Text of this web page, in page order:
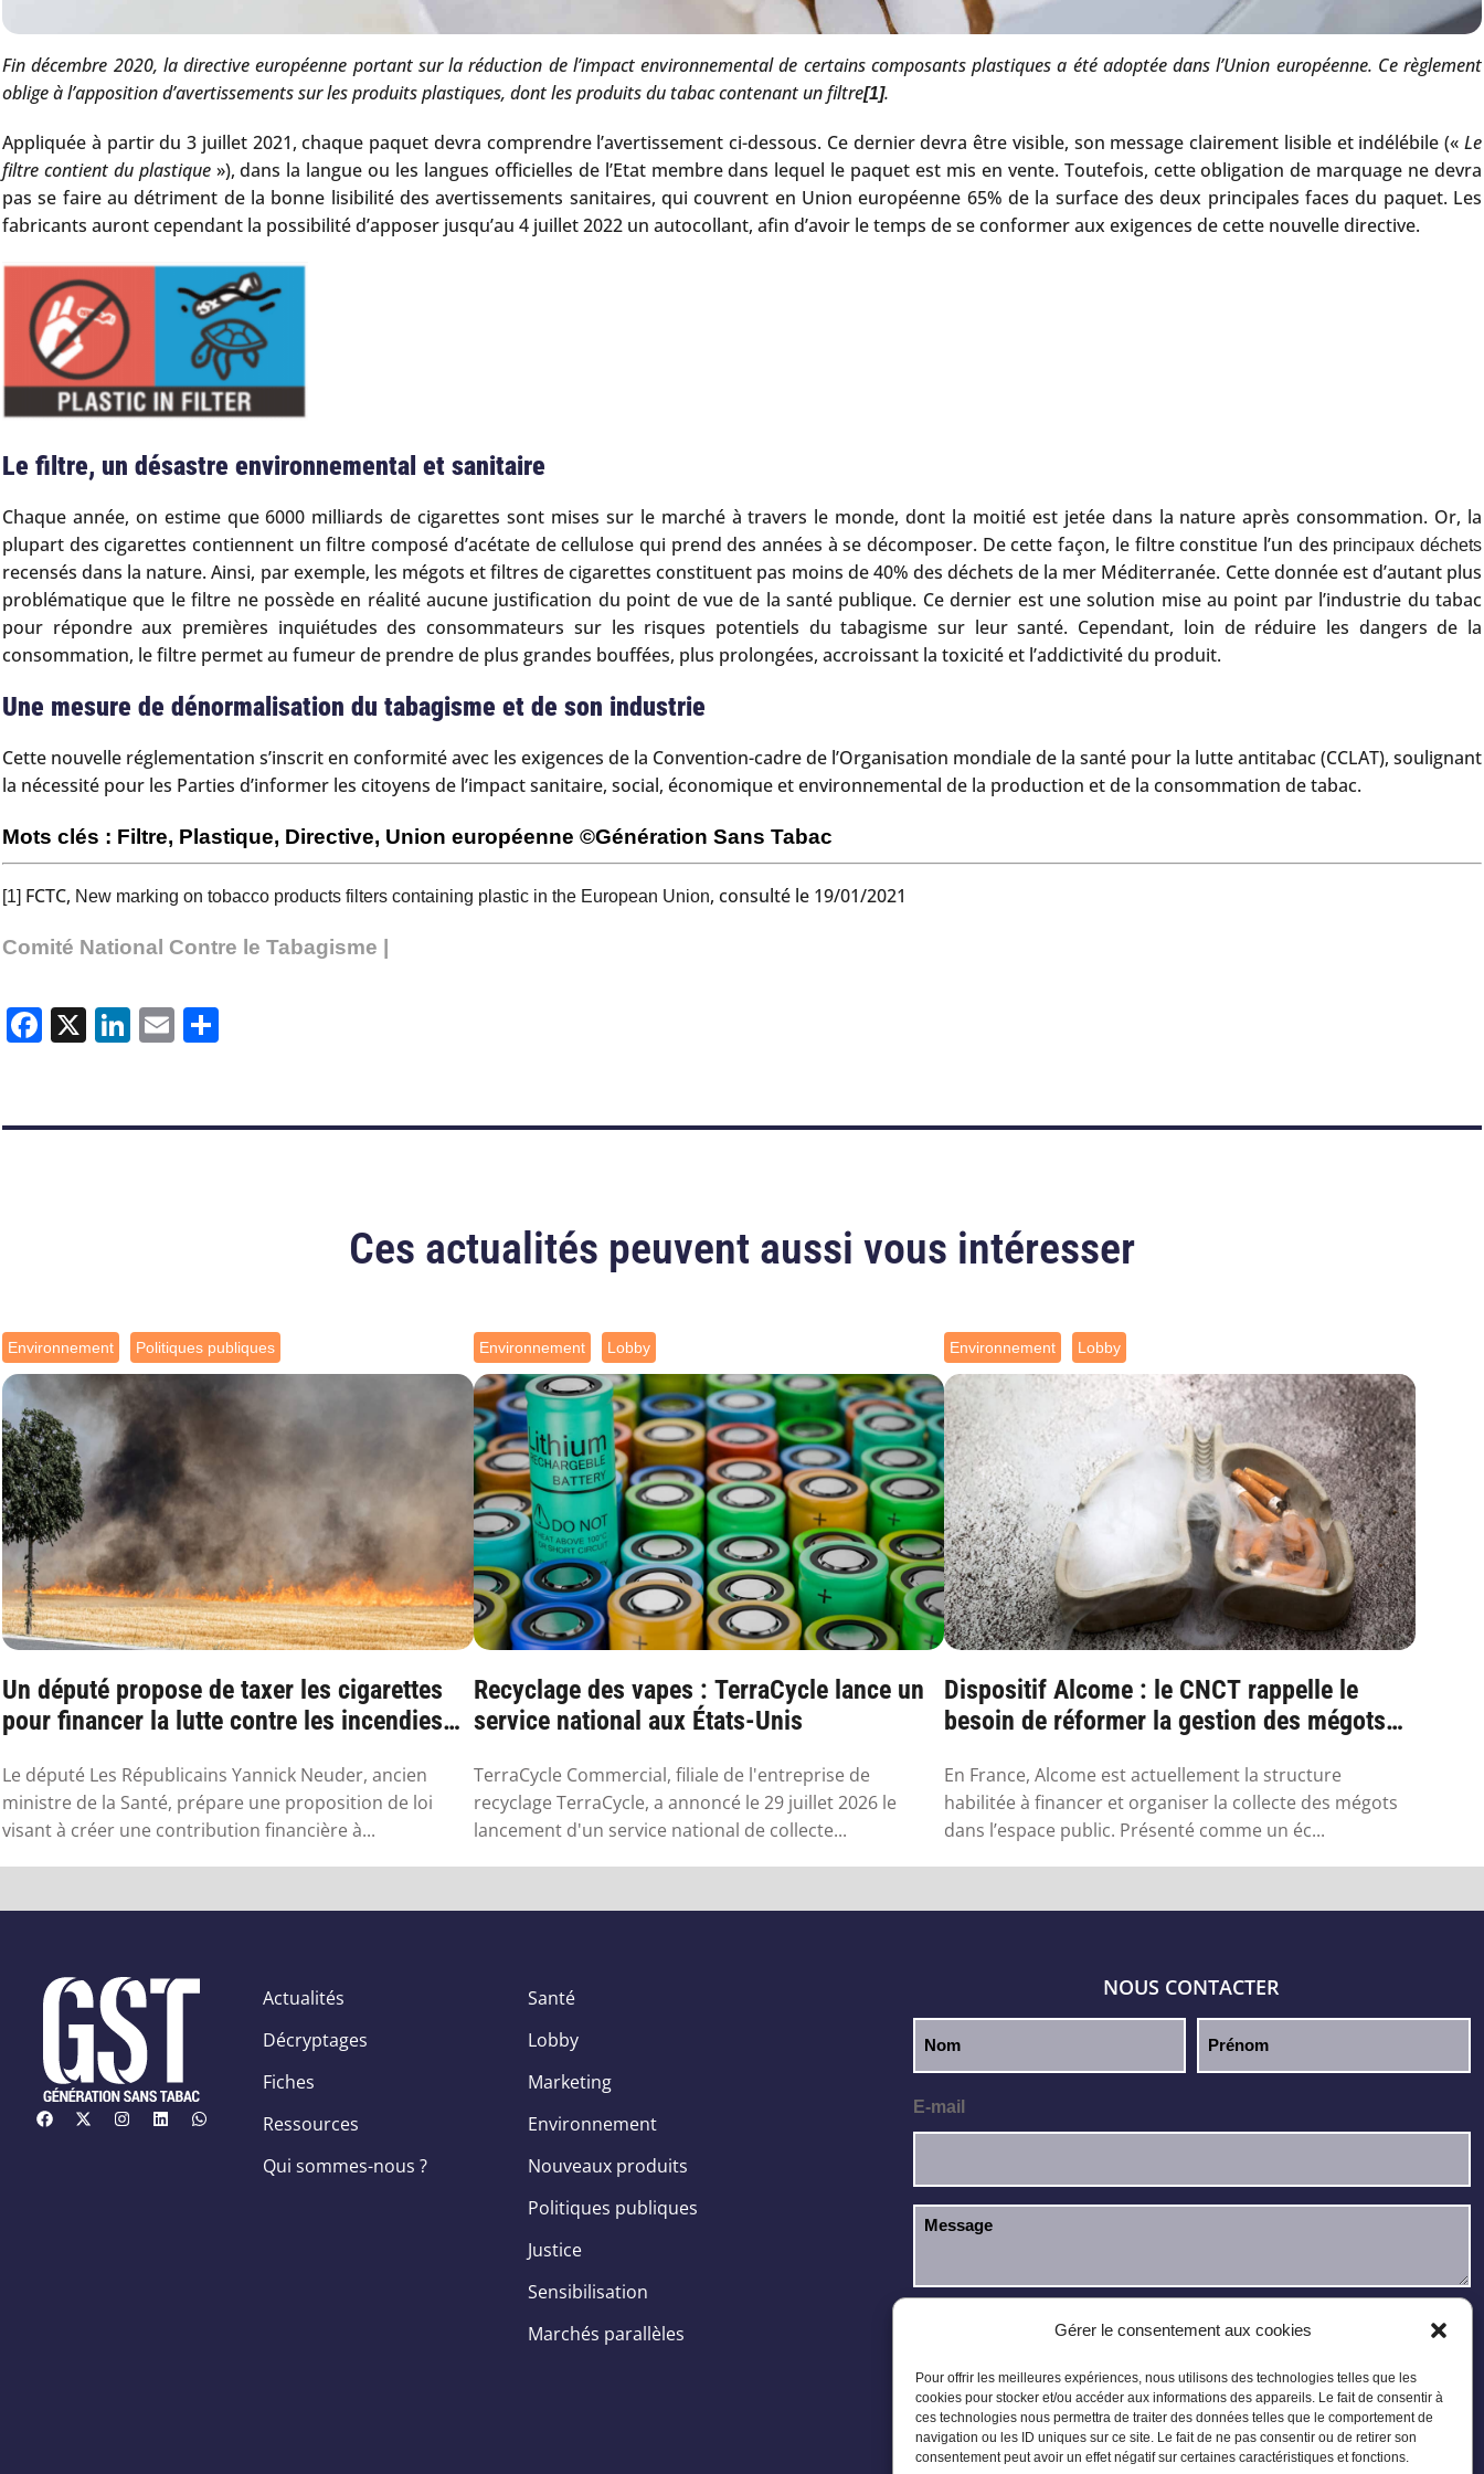
Gérer le consentement aux cookies
Pour offrir les meilleures expériences, nous utilisons des technologies telles que les
cookies pour stocker et/ou accéder aux informations des appareils. Le fait de consentir à
ces technologies nous permettra de traiter des données telles que le comportement de
navigation ou les ID uniques sur ce site. Le fait de ne pas consentir ou de retirer son
consentement peut avoir un effet négatif sur certaines caractéristiques et fonctions.
Fin décembre 2020, la directive européenne portant sur la réduction de l’impact environnemental de certains composants plastiques a été adoptée dans l’Union européenne. Ce règlement
oblige à l’apposition d’avertissements sur les produits plastiques, dont les produits du tabac contenant un filtre[1].
Appliquée à partir du 3 juillet 2021, chaque paquet devra comprendre l’avertissement ci-dessous. Ce dernier devra être visible, son message clairement lisible et indélébile (« Le
filtre contient du plastique»), dans la langue ou les langues officielles de l’Etat membre dans lequel le paquet est mis en vente. Toutefois, cette obligation de marquage ne devra
pas se faire au détriment de la bonne lisibilité des avertissements sanitaires, qui couvrent en Union européenne 65% de la surface des deux principales faces du paquet. Les
fabricants auront cependant la possibilité d’apposer jusqu’au 4 juillet 2022 un autocollant, afin d’avoir le temps de se conformer aux exigences de cette nouvelle directive.
Le filtre, un désastre environnemental et sanitaire
Chaque année, on estime que 6000 milliards de cigarettes sont mises sur le marché à travers le monde, dont la moitié est jetée dans la nature après consommation. Or, la
plupart des cigarettes contiennent un filtre composé d’acétate de cellulose qui prend des années à se décomposer. De cette façon, le filtre constitue l’un des principaux déchets
recensés dans la nature. Ainsi, par exemple, les mégots et filtres de cigarettes constituent pas moins de 40% des déchets de la mer Méditerranée. Cette donnée est d’autant plus
problématique que le filtre ne possède en réalité aucune justification du point de vue de la santé publique. Ce dernier est une solution mise au point par l’industrie du tabac
pour répondre aux premières inquiétudes des consommateurs sur les risques potentiels du tabagisme sur leur santé. Cependant, loin de réduire les dangers de la
consommation, le filtre permet au fumeur de prendre de plus grandes bouffées, plus prolongées, accroissant la toxicité et l’addictivité du produit.
Une mesure de dénormalisation du tabagisme et de son industrie
Cette nouvelle réglementation s’inscrit en conformité avec les exigences de la Convention-cadre de l’Organisation mondiale de la santé pour la lutte antitabac (CCLAT), soulignant
la nécessité pour les Parties d’informer les citoyens de l’impact sanitaire, social, économique et environnemental de la production et de la consommation de tabac.
Mots clés : Filtre, Plastique, Directive, Union européenne ©Génération Sans Tabac
[1] FCTC, New marking on tobacco products filters containing plastic in the European Union, consulté le 19/01/2021
Comité National Contre le Tabagisme |
Facebook
X LinkedIn
Email
Ces actualités peuvent aussi vous intéresser
Environnement Politiques publiques
Un député propose de taxer les cigarettes
pour financer la lutte contre les incendies
Le député Les Républicains Yannick Neuder, ancien
ministre de la Santé, prépare une proposition de loi
visant à créer une contribution financière à...
Environnement Lobby
Recyclage des vapes : TerraCycle lance un
service national aux États-Unis
TerraCycle Commercial, filiale de l'entreprise de
recyclage TerraCycle, a annoncé le 29 juillet 2026 le
lancement d'un service national de collecte...
Environnement Lobby
Dispositif Alcome : le CNCT rappelle le
besoin de réformer la gestion des mégots
En France, Alcome est actuellement la structure
habilitée à financer et organiser la collecte des mégots
dans l’espace public. Présenté comme un éc...
Actualités
Décryptages
Fiches
Ressources
Qui sommes-nous ?
Santé
Lobby
Marketing
Environnement
Nouveaux produits
Politiques publiques
Justice
Sensibilisation
Marchés parallèles
NOUS CONTACTER
E-mail
J’ai lu et j’accepte lapolitique de confidentialité